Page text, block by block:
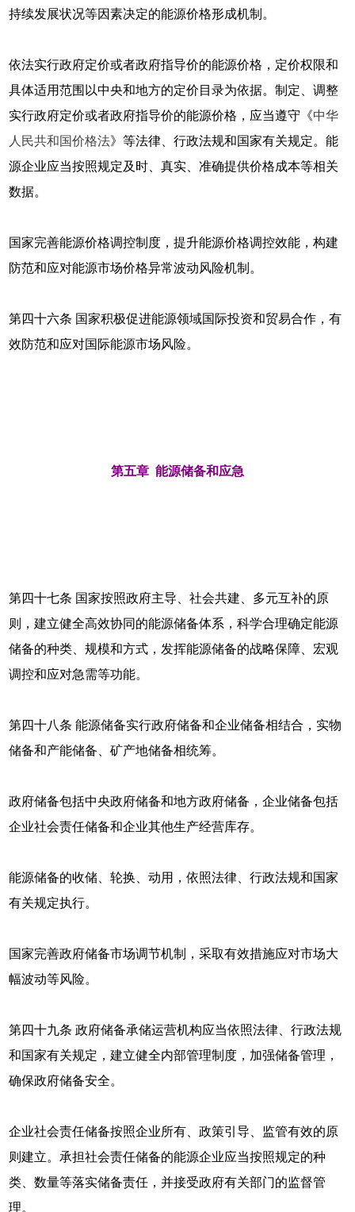
持续发展状况等因素决定的能源价格形成机制。
依法实行政府定价或者政府指导价的能源价格，定价权限和
具体适用范围以中央和地方的定价目录为依据。制定、调整
实行政府定价或者政府指导价的能源价格，应当遵守《中华
人民共和国价格法》等法律、行政法规和国家有关规定。能
源企业应当按照规定及时、真实、准确提供价格成本等相关
数据。
国家完善能源价格调控制度，提升能源价格调控效能，构建
防范和应对能源市场价格异常波动风险机制。
第四十六条 国家积极促进能源领域国际投资和贸易合作，有
效防范和应对国际能源市场风险。
第五章 能源储备和应急
第四十七条 国家按照政府主导、社会共建、多元互补的原
则，建立健全高效协同的能源储备体系，科学合理确定能源
储备的种类、规模和方式，发挥能源储备的战略保障、宏观
调控和应对急需等功能。
第四十八条 能源储备实行政府储备和企业储备相结合，实物
储备和产能储备、矿产地储备相统筹。
政府储备包括中央政府储备和地方政府储备，企业储备包括
企业社会责任储备和企业其他生产经营库存。
能源储备的收储、轮换、动用，依照法律、行政法规和国家
有关规定执行。
国家完善政府储备市场调节机制，采取有效措施应对市场大
幅波动等风险。
第四十九条 政府储备承储运营机构应当依照法律、行政法规
和国家有关规定，建立健全内部管理制度，加强储备管理，
确保政府储备安全。
企业社会责任储备按照企业所有、政策引导、监管有效的原
则建立。承担社会责任储备的能源企业应当按照规定的种
类、数量等落实储备责任，并接受政府有关部门的监督管
理。